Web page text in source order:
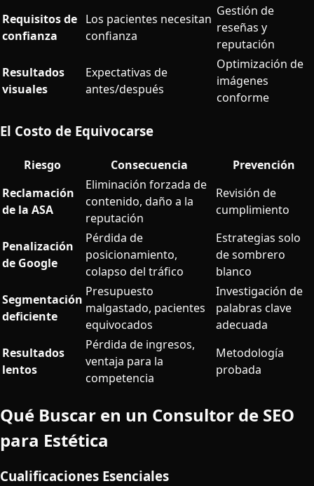
Requisitos de
confianza
Los pacientes necesitan
confianza
Gestión de
reseñas y
reputación
Resultados
visuales
Expectativas de
antes/después
Optimización de
imágenes
conforme
El Costo de Equivocarse
Riesgo Consecuencia
Prevención
Reclamación
de la ASA
Eliminación forzada de
contenido, daño a la
reputación
Revisión de
cumplimiento
Penalización
de Google
Pérdida de
posicionamiento,
colapso del tráfico
Estrategias solo
de sombrero
blanco
Segmentación
deficiente
Presupuesto
malgastado, pacientes
equivocados
Investigación de
palabras clave
adecuada
Resultados
lentos
Pérdida de ingresos,
ventaja para la
competencia
Metodología
probada
Qué Buscar en un Consultor de SEO
para Estética
Cualificaciones Esenciales